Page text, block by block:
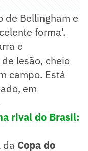
de Bellingham e
forma'.
e
lesão, cheio
campo. Está
em
rival do Brasil:
da Copa do